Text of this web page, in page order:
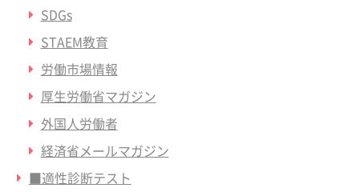
SDGs
STAEM教育
労働市場情報
厚生労働省マガジン
外国人労働者
経済省メールマガジン
■適性診断テスト